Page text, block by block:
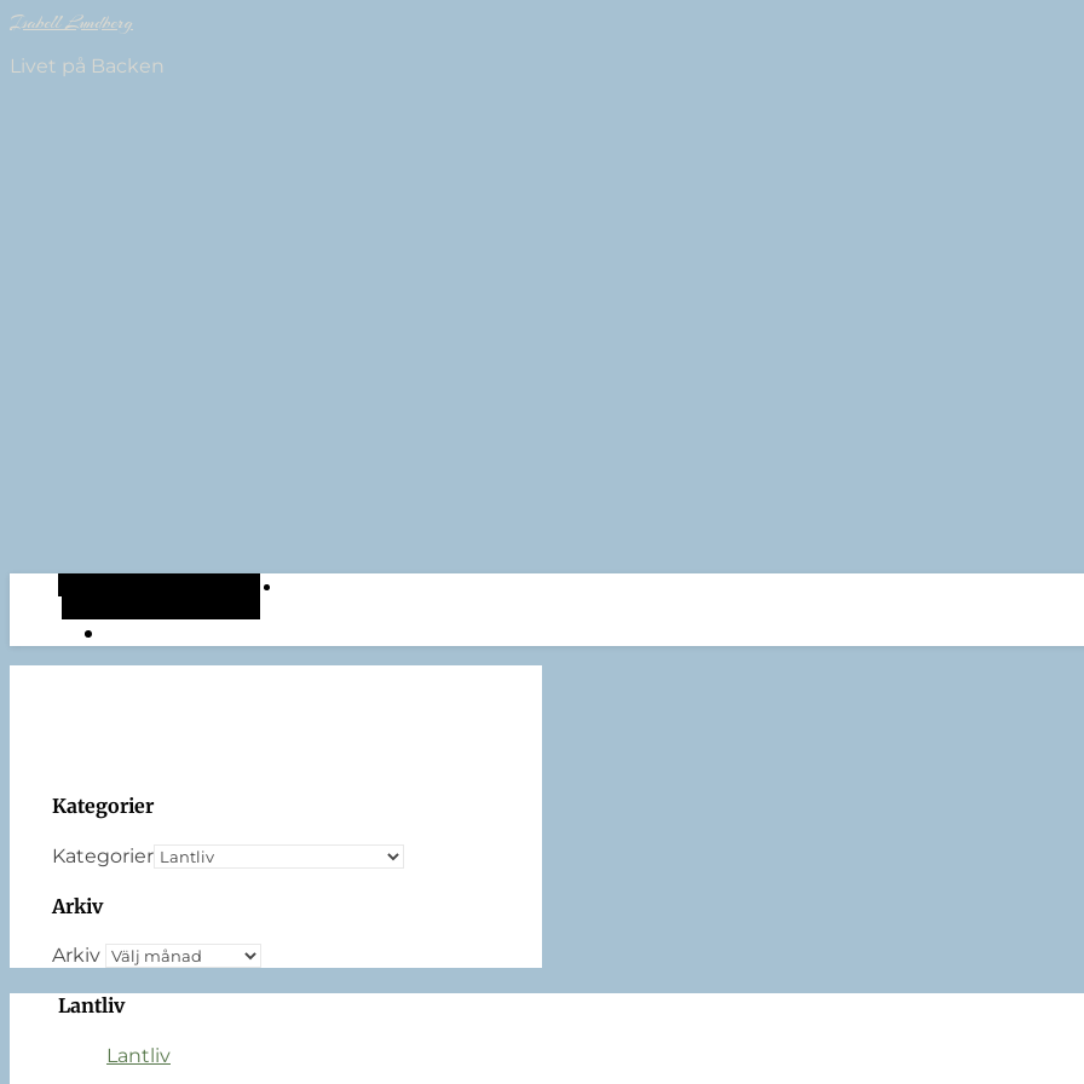
Isabell Lundberg
Livet på Backen
Kategorier
Kategorier
Arkiv
Arkiv
Lantliv
Lantliv